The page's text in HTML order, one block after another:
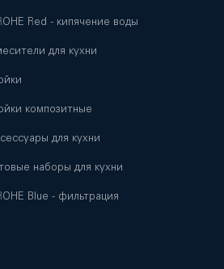
Red - кипячение воды
для кухни
композитные
для кухни
наборы для кухни
Blue - фильтрация